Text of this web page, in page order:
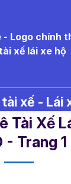
xế - Lái
Tài Xế
- Trang 1​